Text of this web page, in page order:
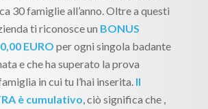
30 famiglie all’anno. Oltre a questi
ti riconosce un BONUS
EURO per ogni singola badante
e che ha superato la prova
in cui tu l’hai inserita. Il
è cumulativo , ciò significa che ,